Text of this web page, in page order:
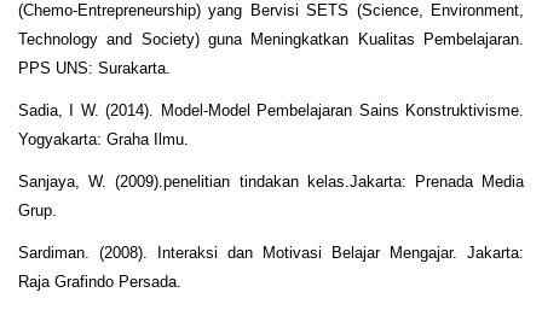
(Chemo-Entrepreneurship) yang Bervisi SETS (Science, Environment,
Technology and Society) guna Meningkatkan Kualitas Pembelajaran.
PPS UNS: Surakarta.
Sadia, I W. (2014). Model-Model Pembelajaran Sains Konstruktivisme.
Yogyakarta: Graha Ilmu.
Sanjaya, W. (2009).penelitian tindakan kelas.Jakarta: Prenada Media
Grup.
Sardiman. (2008). Interaksi dan Motivasi Belajar Mengajar. Jakarta:
Raja Grafindo Persada.